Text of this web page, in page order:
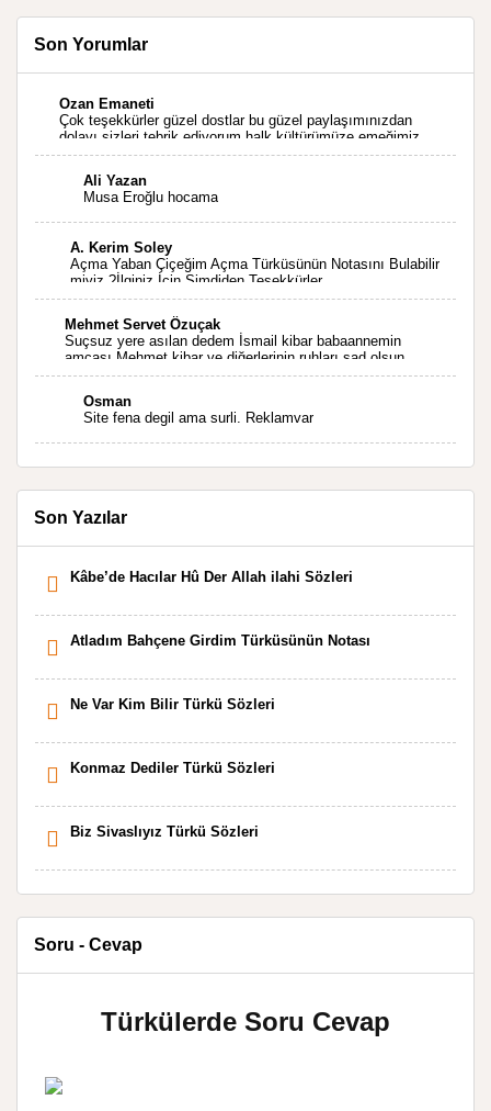
Son Yorumlar
Ozan Emaneti
Çok teşekkürler güzel dostlar bu güzel paylaşımınızdan
dolayı sizleri tebrik ediyorum halk kültürümüze emeğimiz
geçti ise ne mutlu bizlere sizlerin sayesinde türkülerimiz
Ali Yazan
Musa Eroğlu hocama
A. Kerim Soley
Açma Yaban Çiçeğim Açma Türküsünün Notasını Bulabilir
miyiz ?İlginiz İçin Şimdiden Teşekkürler.
Mehmet Servet Özuçak
Suçsuz yere asılan dedem İsmail kibar babaannemin
amcası Mehmet kibar ve diğerlerinin ruhları şad olsun.
Kahrolsun Cemal paşa
Osman
Site fena degil ama surli. Reklamvar
Son Yazılar
Kâbe’de Hacılar Hû Der Allah ilahi Sözleri
Atladım Bahçene Girdim Türküsünün Notası
Ne Var Kim Bilir Türkü Sözleri
Konmaz Dediler Türkü Sözleri
Biz Sivaslıyız Türkü Sözleri
Soru - Cevap
Türkülerde Soru Cevap